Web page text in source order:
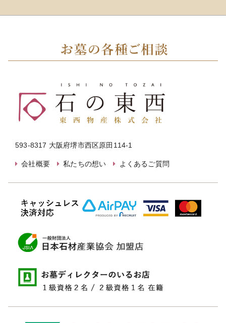
593-8317 大阪府堺市西区原田114-1
会社概要 私たちの想い よくあるご質問